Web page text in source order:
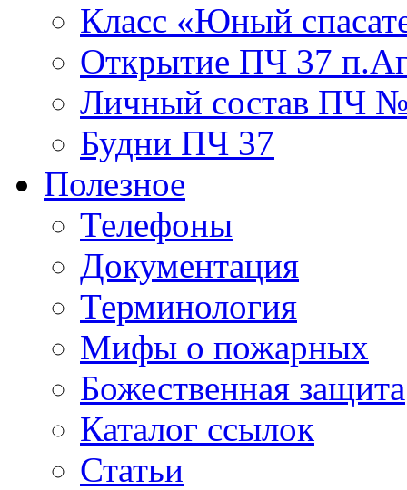
Класс «Юный
Открытие ПЧ 37
Личный состав ПЧ
Будни ПЧ 37
Полезное
Телефоны
Документация
Терминология
Мифы о пожарных
Божественная защита
Каталог ссылок
Статьи